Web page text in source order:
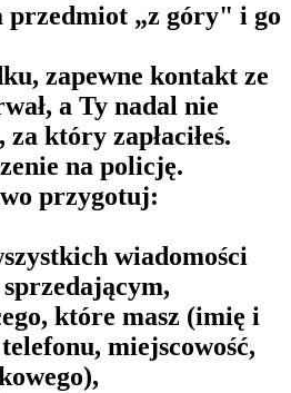
przedmiot „z góry" i go
zapewne kontakt ze
a Ty nadal nie
który zapłaciłeś.
na policję.
przygotuj:
wiadomości
które masz (imię i
miejscowość,